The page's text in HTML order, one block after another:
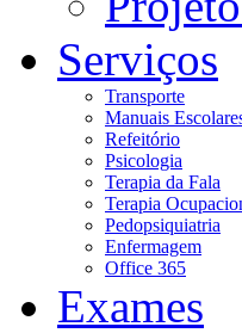
Serviços
Transporte
Manuais
Refeitório
Psicologia
Terapia da Fala
Terapia
Pedopsiquiatria
Enfermagem
Office 365
Exames